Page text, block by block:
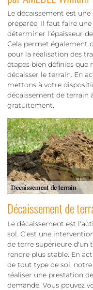
Le décaissement est
préparée. Il faut faire
déterminer l’épaisseur
Cela permet également
pour la réalisation des
étapes bien définies que
décaisser le terrain. En
mettons à votre
décaissement de terrain
gratuitement.
Décaissement de
Le décaissement est
sol. C’est une
de terre supérieure d'un
rendre plus stable. En
de tout type de sol,
réaliser une prestation
demande. Vous pouvez